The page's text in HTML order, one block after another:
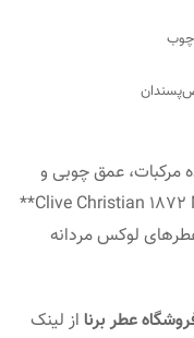
چوب
مرکبات، عمق چوبی و
حس تمیز کلاسیک هستی، **Clive Christian 1872 Masculine**
لوکس مردانه
عطر برنا از لینک